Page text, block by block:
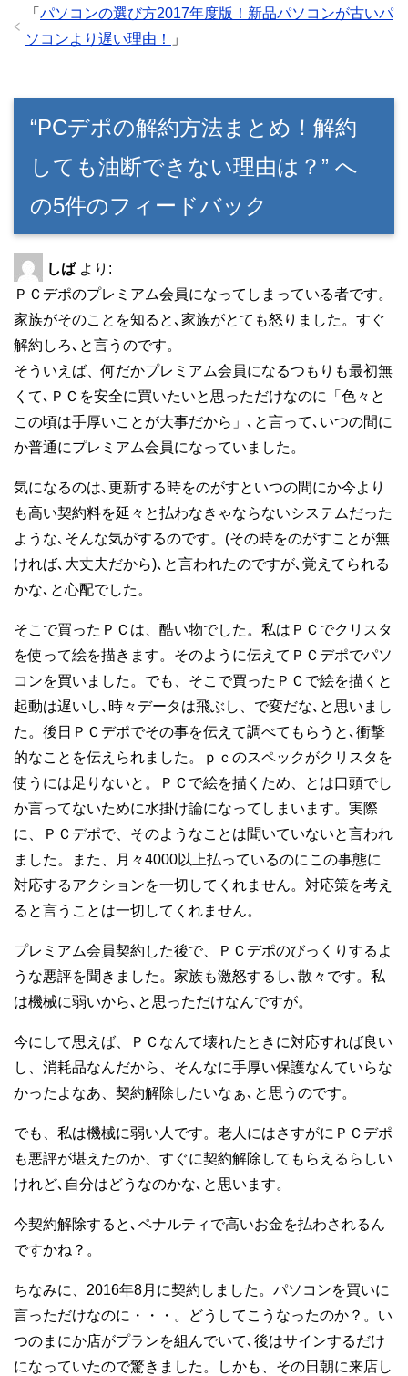
「 パソコンの選び方2017年度版！新品パソコンが古いパ
ソコンより遅い理由！
」
“PCデポの解約方法まとめ！解約
しても油断できない理由は？” へ
の5件のフィードバック
しば より:
ＰＣデポのプレミアム会員になってしまっている者です。
家族がそのことを知ると､家族がとても怒りました。すぐ
解約しろ､と言うのです。
そういえば、何だかプレミアム会員になるつもりも最初無
くて､ＰＣを安全に買いたいと思っただけなのに「色々と
この頃は手厚いことが大事だから」､と言って､いつの間に
か普通にプレミアム会員になっていました。
気になるのは､更新する時をのがすといつの間にか今より
も高い契約料を延々と払わなきゃならないシステムだった
ような､そんな気がするのです。(その時をのがすことが無
ければ､大丈夫だから)､と言われたのですが､覚えてられる
かな､と心配でした。
そこで買ったＰＣは、酷い物でした。私はＰＣでクリスタ
を使って絵を描きます。そのように伝えてＰＣデポでパソ
コンを買いました。でも、そこで買ったＰＣで絵を描くと
起動は遅いし､時々データは飛ぶし、で変だな､と思いまし
た。後日ＰＣデポでその事を伝えて調べてもらうと､衝撃
的なことを伝えられました。ｐｃのスペックがクリスタを
使うには足りないと。ＰＣで絵を描くため、とは口頭でし
か言ってないために水掛け論になってしまいます。実際
に、ＰＣデポで、そのようなことは聞いていないと言われ
ました。また、月々4000以上払っているのにこの事態に
対応するアクションを一切してくれません。対応策を考え
ると言うことは一切してくれません。
プレミアム会員契約した後で、ＰＣデポのびっくりするよ
うな悪評を聞きました。家族も激怒するし､散々です。私
は機械に弱いから､と思っただけなんですが。
今にして思えば、ＰＣなんて壊れたときに対応すれば良い
し、消耗品なんだから、そんなに手厚い保護なんていらな
かったよなあ、契約解除したいなぁ､と思うのです。
でも、私は機械に弱い人です。老人にはさすがにＰＣデポ
も悪評が堪えたのか、すぐに契約解除してもらえるらしい
けれど､自分はどうなのかな､と思います。
今契約解除すると､ペナルティで高いお金を払わされるん
ですかね？。
ちなみに、2016年8月に契約しました。パソコンを買いに
言っただけなのに・・・。どうしてこうなったのか？。い
つのまにか店がプランを組んでいて､後はサインするだけ
になっていたので驚きました。しかも、その日朝に来店し